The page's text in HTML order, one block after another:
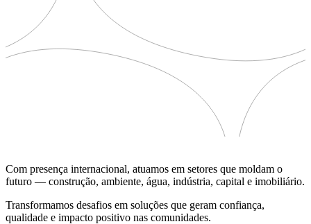
Com presença internacional, atuamos em setores que moldam o
futuro — construção, ambiente, água, indústria, capital e imobiliário.
Transformamos desafios em soluções que geram confiança,
qualidade e impacto positivo nas comunidades.